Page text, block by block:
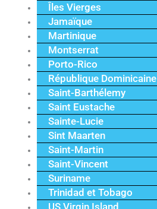
Îles Vierges
Jamaïque
Martinique
Montserrat
Porto-Rico
République Dominicaine
Saint-Barthélemy
Saint Eustache
Sainte-Lucie
Sint Maarten
Saint-Martin
Saint-Vincent
Suriname
Trinidad et Tobago